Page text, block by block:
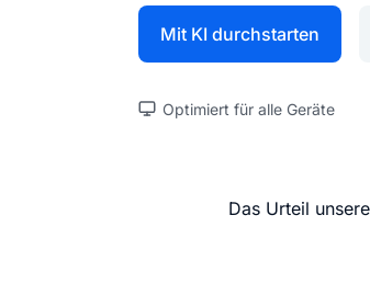
Mit KI durchstarten
Optimiert für alle Geräte
Das Urteil